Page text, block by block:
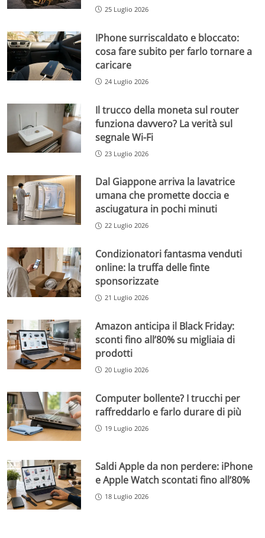
25 Luglio 2026
IPhone surriscaldato e bloccato:
cosa fare subito per farlo tornare a
caricare
24 Luglio 2026
Il trucco della moneta sul router
funziona davvero? La verità sul
segnale Wi-Fi
23 Luglio 2026
Dal Giappone arriva la lavatrice
umana che promette doccia e
asciugatura in pochi minuti
22 Luglio 2026
Condizionatori fantasma venduti
online: la truffa delle finte
sponsorizzate
21 Luglio 2026
Amazon anticipa il Black Friday:
sconti fino all’80% su migliaia di
prodotti
20 Luglio 2026
Computer bollente? I trucchi per
raffreddarlo e farlo durare di più
19 Luglio 2026
Saldi Apple da non perdere: iPhone
e Apple Watch scontati fino all’80%
18 Luglio 2026